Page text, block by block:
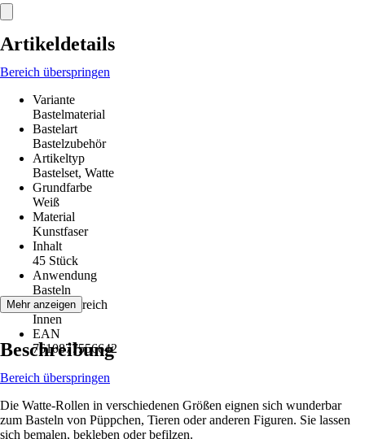
Artikeldetails
Bereich überspringen
Variante
Bastelmaterial
Bastelart
Bastelzubehör
Artikeltyp
Bastelset, Watte
Grundfarbe
Weiß
Material
Kunstfaser
Inhalt
45 Stück
Anwendung
Basteln
Einsatzbereich
Innen
EAN
7610877556642
Mehr anzeigen
Beschreibung
Bereich überspringen
Die Watte-Rollen in verschiedenen Größen eignen sich wunderbar
zum Basteln von Püppchen, Tieren oder anderen Figuren. Sie lassen
sich bemalen, bekleben oder befilzen.